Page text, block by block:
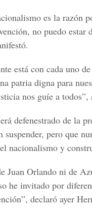
es la razón
no puedo estar
está con cada uno
patria digna para
nos guíe a todos”,
defenestrado de la
suspender, pero que
nacionalismo y
Juan Orlando ni de
he invitado por
declaró ayer